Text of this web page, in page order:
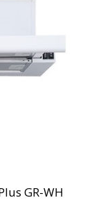
GR-WH